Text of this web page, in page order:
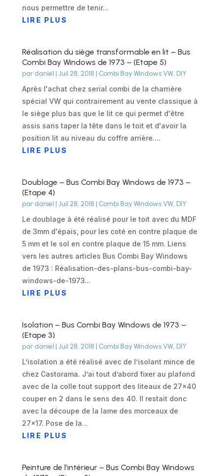
nous permettre de tenir...
LIRE PLUS
Réalisation du siège transformable en lit – Bus
Combi Bay Windows de 1973 – (Etape 5)
par daniel | Juil 28, 2018 | Combi Bay Windows VW, DIY
Après l'achat chez serial combi de la charrière
spécial VW qui contrairement au vente classique à
le siège plus bas que le lit ce qui permet d'être
assis sans taper la tête dans le toit et d'avoir la
position lit au niveau du coffre arrière....
LIRE PLUS
Doublage – Bus Combi Bay Windows de 1973 –
(Etape 4)
par daniel | Juil 28, 2018 | Combi Bay Windows VW, DIY
Le doublage à été réalisé pour le toit avec du MDF
de 3mm d'épais, pour les coté en contre plaque de
5 mm et le sol en contre plaque de 15 mm. Liens
vers les autres articles Bus Combi Bay Windows
de 1973 : Réalisation-des-plans-bus-combi-bay-
windows-de-1973...
LIRE PLUS
Isolation – Bus Combi Bay Windows de 1973 –
(Etape 3)
par daniel | Juil 28, 2018 | Combi Bay Windows VW, DIY
L’isolation a été réalisé avec de l’isolant mince de
chez Castorama. J’ai tout d’abord fixer au plafond
avec de la colle tout support des liteaux de 27x40
couper en 2 dans le sens des 40. Il restait donc
avec la découpe de la lame des morceaux de
27x17. Pose de la...
LIRE PLUS
Peinture de l’intérieur – Bus Combi Bay Windows